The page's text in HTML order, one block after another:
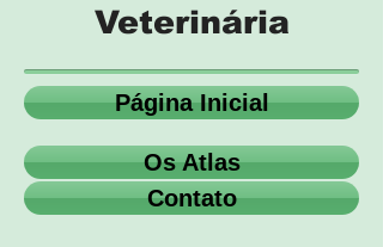
Veterinária
Página Inicial
Os Atlas
Contato